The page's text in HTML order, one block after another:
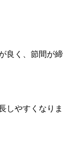
良く、節間が締
しやすくなりま